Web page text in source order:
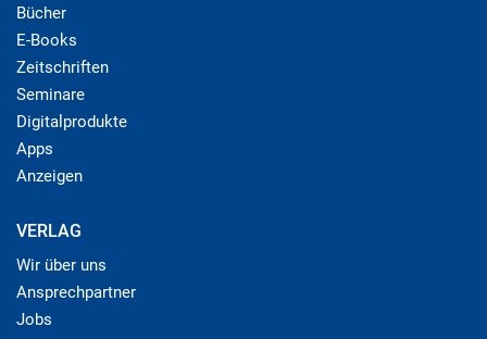
Bücher
E-Books
Zeitschriften
Seminare
Digitalprodukte
Apps
Anzeigen
VERLAG
Wir über uns
Ansprechpartner
Jobs